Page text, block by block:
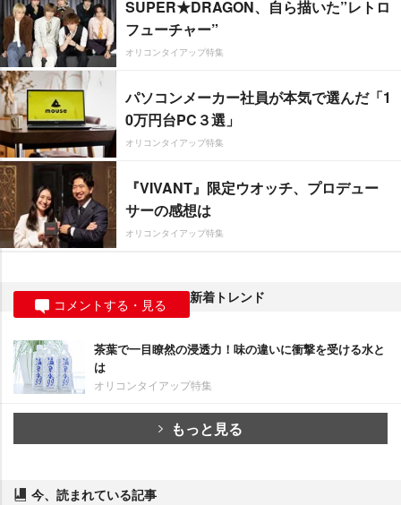
SUPER★DRAGON、自ら描いた”レトロ
フューチャー”
オリコンタイアップ特集
パソコンメーカー社員が本気で選んだ「1
0万円台PC３選」
オリコンタイアップ特集
『VIVANT』限定ウオッチ、プロデュー
サーの感想は
オリコンタイアップ特集
コメントする・見る 新着トレンド
茶葉で一目瞭然の浸透力！味の違いに衝撃を受ける水と
は
オリコンタイアップ特集
もっと見る
今、読まれている記事